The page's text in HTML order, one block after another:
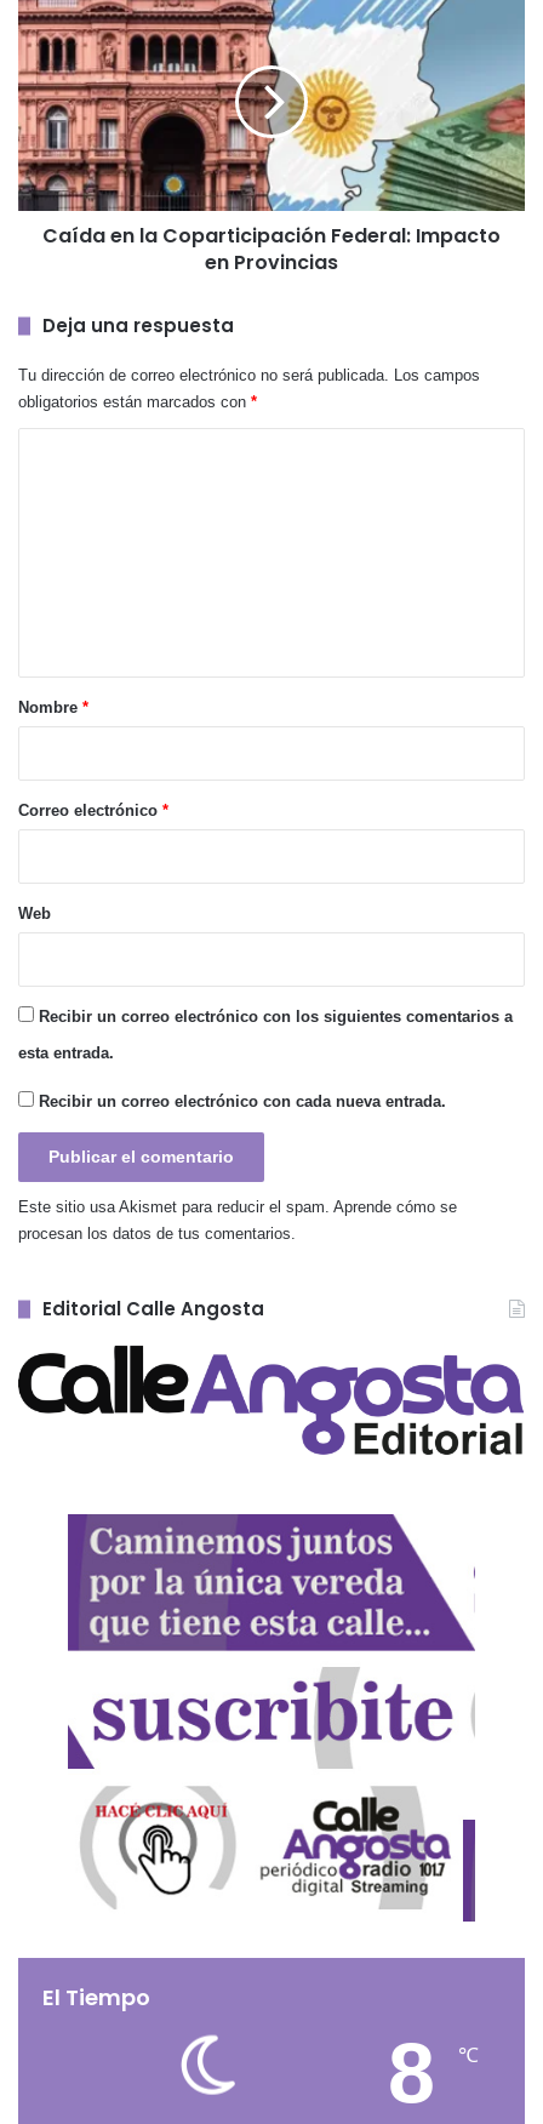
Caída
en
Coparticipación
Federal:
Impacto
en
Provincias
Caída en la Coparticipación Federal: Impacto
en Provincias
Deja una respuesta
Tu dirección de correo electrónico no será publicada. Los campos
obligatorios están marcados con *
r
*
Nombre *
Correo electrónico *
Web
Recibir un correo electrónico con los siguientes comentarios a
esta entrada.
Recibir un correo electrónico con cada nueva entrada.
Este sitio usa Akismet para reducir el spam. Aprende cómo se
procesan los datos de tus comentarios.
Editorial Calle Angosta
El Tiempo
8 ℃